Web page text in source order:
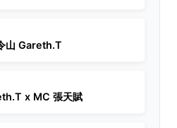
山 Gareth.T
x MC 張天賦